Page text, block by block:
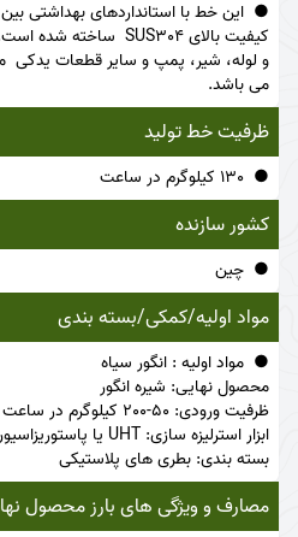
کیفیت بالای SUS304 ساخته شده است.
و لوله، شیر، پمپ و سایر قطعات یدکی
می باشد.
ظرفیت خط تولید
کشور سازنده
چین
مواد اولیه/کمکی/بسته بندی
مواد اولیه : انگور سیاه
محصول نهایی: شیره انگور
ظرفیت ورودی: 50-200 کیلوگرم در ساعت (انگور تازه)
ابزار استرلیزه سازی: UHT یا پاستوریزاسیون بالا
بسته بندی: بطری های پلاستیکی
مصارف و ویژگی های بارز محصول